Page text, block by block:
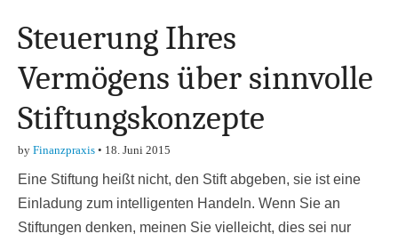
Steuerung Ihres
Vermögens über sinnvolle
Stiftungskonzepte
by Finanzpraxis • 18. Juni 2015
Eine Stiftung heißt nicht, den Stift abgeben, sie ist eine
Einladung zum intelligenten Handeln. Wenn Sie an
Stiftungen denken, meinen Sie vielleicht, dies sei nur